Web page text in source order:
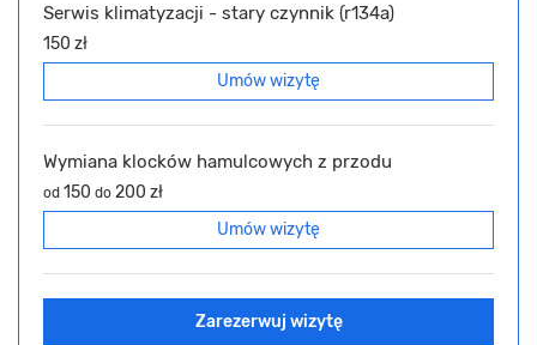
Serwis klimatyzacji - stary czynnik (r134a)
150 zł
Umów wizytę
Wymiana klocków hamulcowych z przodu
od 150 do 200 zł
Umów wizytę
Zarezerwuj wizytę